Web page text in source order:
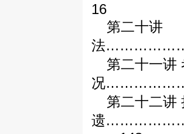
16
第二十讲
法
第二十一讲
况
第二十二讲
遗